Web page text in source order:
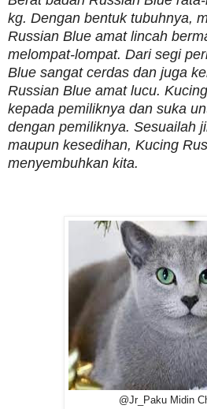
kg. Dengan bentuk tubuhnya,
Russian Blue amat lincah
melompat-lompat. Dari segi
Blue sangat cerdas dan juga
Russian Blue amat lucu.
kepada pemiliknya dan suka
dengan pemiliknya. Sesuailah
maupun kesedihan, Kucing
menyembuhkan kita.
@Jr_Paku Midin